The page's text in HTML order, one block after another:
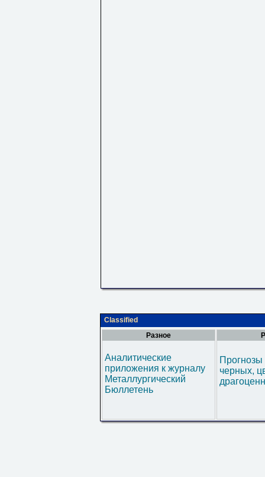
Classified
Разное
Аналитические
приложения к журналу
Металлургический
Бюллетень
черных,